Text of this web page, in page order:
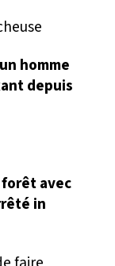
homme
depuis
forêt avec
in